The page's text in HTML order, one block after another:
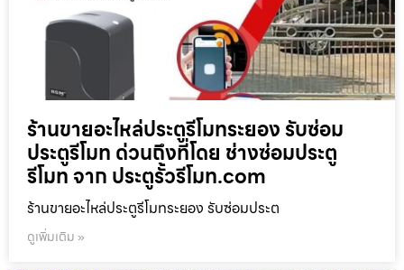
ร้านขายอะไหล่ประตูรีโมทระยอง รับซ่อม
ประตูรีโมท ด่วนถึงที่โดย ช่างซ่อมประตู
รีโมท จาก ประตูรั้วรีโมท.com
ร้านขายอะไหล่ประตูรีโมทระยอง รับซ่อมประต
ดูเพิ่มเติม »